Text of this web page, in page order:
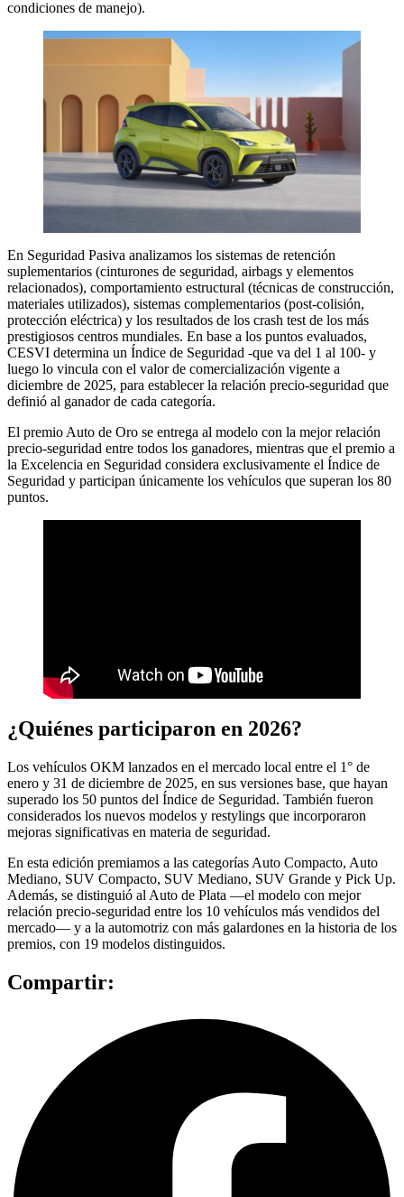
condiciones de manejo).
En Seguridad Pasiva analizamos los sistemas de retención
suplementarios (cinturones de seguridad, airbags y elementos
relacionados), comportamiento estructural (técnicas de construcción,
materiales utilizados), sistemas complementarios (post-colisión,
protección eléctrica) y los resultados de los crash test de los más
prestigiosos centros mundiales. En base a los puntos evaluados,
CESVI determina un Índice de Seguridad -que va del 1 al 100- y
luego lo vincula con el valor de comercialización vigente a
diciembre de 2025, para establecer la relación precio-seguridad que
definió al ganador de cada categoría.
El premio Auto de Oro se entrega al modelo con la mejor relación
precio-seguridad entre todos los ganadores, mientras que el premio a
la Excelencia en Seguridad considera exclusivamente el Índice de
Seguridad y participan únicamente los vehículos que superan los 80
puntos.
¿Quiénes participaron en 2026?
Los vehículos OKM lanzados en el mercado local entre el 1° de
enero y 31 de diciembre de 2025, en sus versiones base, que hayan
superado los 50 puntos del Índice de Seguridad. También fueron
considerados los nuevos modelos y restylings que incorporaron
mejoras significativas en materia de seguridad.
En esta edición premiamos a las categorías Auto Compacto, Auto
Mediano, SUV Compacto, SUV Mediano, SUV Grande y Pick Up.
Además, se distinguió al Auto de Plata —el modelo con mejor
relación precio-seguridad entre los 10 vehículos más vendidos del
mercado— y a la automotriz con más galardones en la historia de los
premios, con 19 modelos distinguidos.
Compartir: